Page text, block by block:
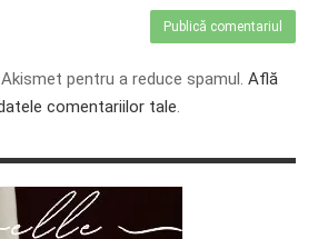
pentru a reduce spamul. Află
comentariilor tale.